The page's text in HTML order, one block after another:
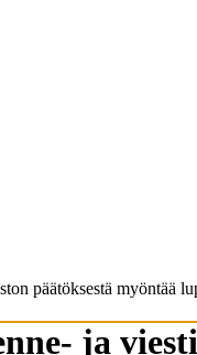
päätöksestä myöntää
ja